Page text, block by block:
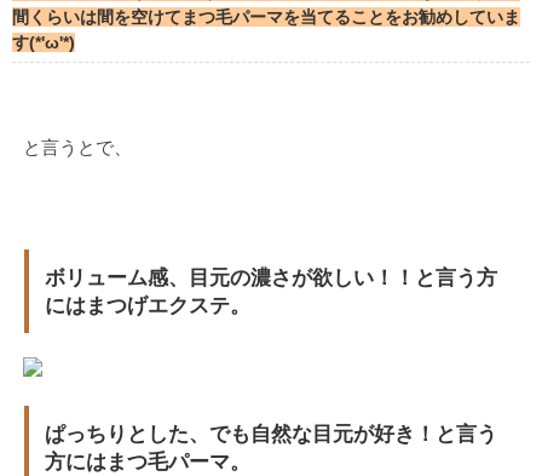
間くらいは間を空けてまつ毛パーマを当てることをお勧めしていま
す(*'ω'*)
と言うとで、
ボリューム感、目元の濃さが欲しい！！と言う方
にはまつげエクステ。
ぱっちりとした、でも自然な目元が好き！と言う
方にはまつ毛パーマ。